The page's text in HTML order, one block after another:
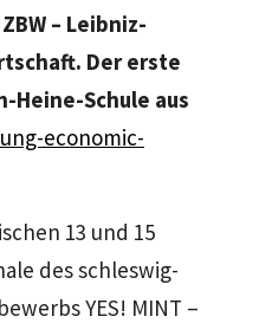
– Leibniz-
Der erste
Heine-Schule aus
economic-
13 und 15
des schleswig-
YES! MINT –